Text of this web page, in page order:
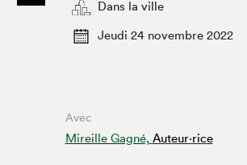
Restauration
Projets partenaires
Dans la ville
Jeudi 24 novembre 2022
Avec
Mireille Gagné, Auteur·rice